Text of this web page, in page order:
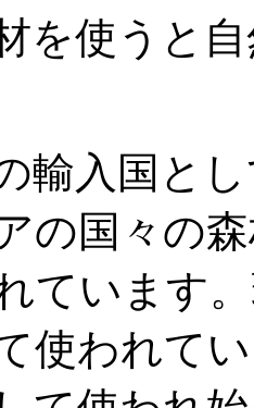
を使うと
輸入国と
の国々の
ています
使われて